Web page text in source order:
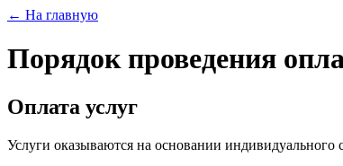
← На главную
Порядок проведения
Оплата услуг
Услуги оказываются на основании индивидуального